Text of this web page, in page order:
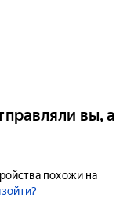
вы, а
похожи на